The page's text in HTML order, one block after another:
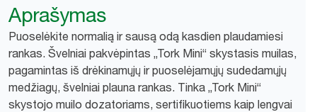
Aprašymas
Puoselėkite normalią ir sausą odą kasdien plaudamiesi
rankas. Švelniai pakvėpintas „Tork Mini“ skystasis muilas,
pagamintas iš drėkinamųjų ir puoselėjamųjų sudedamųjų
medžiagų, švelniai plauna rankas. Tinka „Tork Mini“
skystojo muilo dozatoriams, sertifikuotiems kaip lengvai